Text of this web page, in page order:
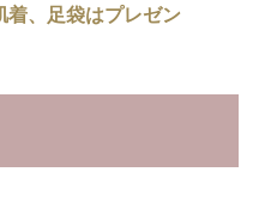
、足袋はプレゼン